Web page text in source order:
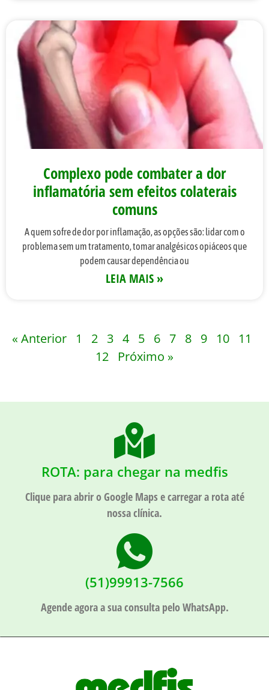
Complexo pode combater a dor
inflamatória sem efeitos colaterais
comuns
A quem sofre de dor por inflamação, as opções são: lidar com o
problema sem um tratamento, tomar analgésicos opiáceos que
podem causar dependência ou
LEIA MAIS »
« Anterior 1 2 3 4 5 6 7 8 9 10
11
12
Próximo »
ROTA: para chegar na medfis
Clique para abrir o Google Maps e carregar a rota até
nossa clínica.
(51)99913-7566
Agende agora a sua consulta pelo WhatsApp.